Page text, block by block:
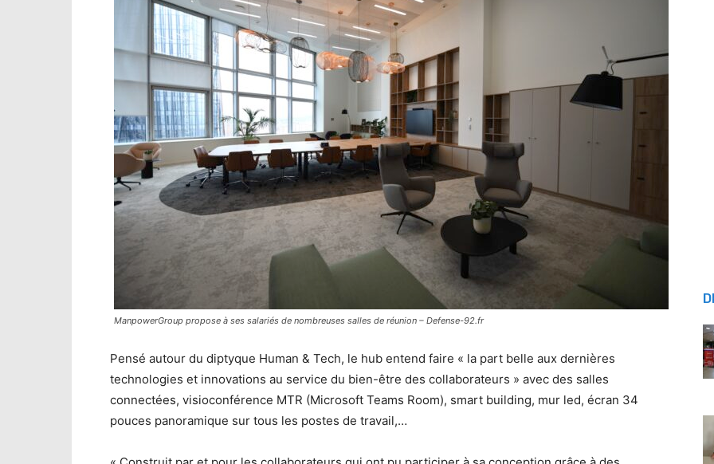
ManpowerGroup propose à ses salariés de nombreuses salles de réunion – Defense-92.fr
Pensé autour du diptyque Human & Tech, le hub entend faire « la part belle aux dernières
technologies et innovations au service du bien-être des collaborateurs » avec des salles
connectées, visioconférence MTR (Microsoft Teams Room), smart building, mur led, écran 34
pouces panoramique sur tous les postes de travail,…